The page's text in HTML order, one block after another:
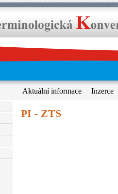
Aktuální informace
Inzerce
PI - ZTS